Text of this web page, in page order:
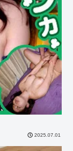
2025.07.01